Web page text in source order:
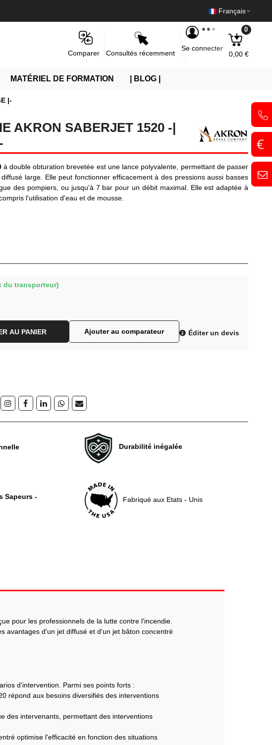
Français
Consultés récemment
Se connecter
0
0,00 €
Comparer
MATÉRIEL DE FORMATION | BLOG |
|-
AKRON SABERJET 1520 -|
à double obturation brevetée est une lance polyvalente, permettant de passer
large. Elle peut fonctionner efficacement à des pressions aussi basses
des pompiers, ou jusqu'à 7 bar pour un débit maximal. Elle est adaptée à
l'utilisation d'eau et de mousse.
du transporteur)
AU PANIER Ajouter au comparateur Éditer un devis
Durabilité inégalée
Sapeurs - Fabriqué aux Etats - Unis
pour les professionnels de la lutte contre l'incendie.
avantages d'un jet diffusé et d'un jet bâton concentré
d’intervention. Parmi ses points forts :
répond aux besoins diversifiés des interventions
des intervenants, permettant des interventions
optimise l'efficacité en fonction des situations